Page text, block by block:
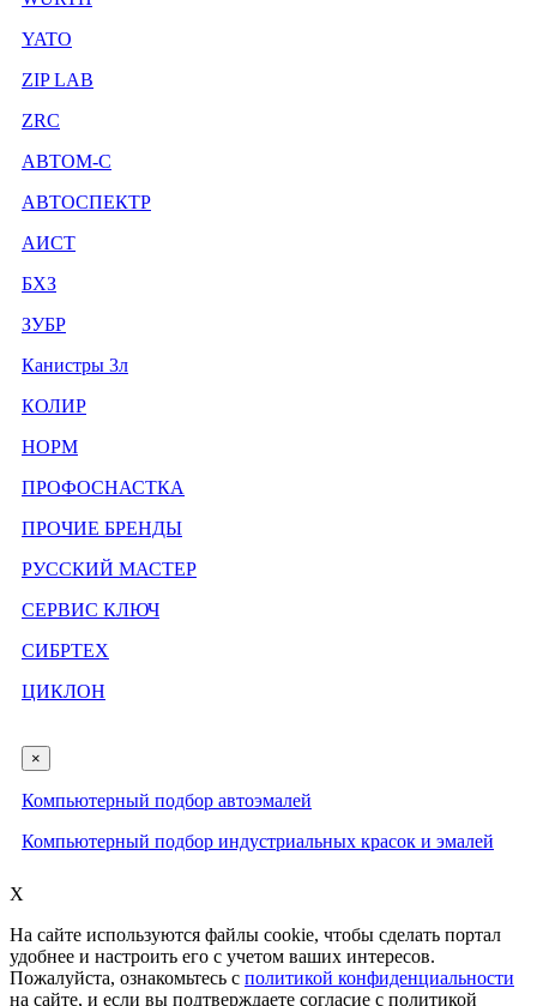
YATO
ZIP LAB
ZRC
АВТОМ-С
АВТОСПЕКТР
АИСТ
БХЗ
ЗУБР
Канистры 3л
КОЛИР
НОРМ
ПРОФОСНАСТКА
ПРОЧИЕ БРЕНДЫ
РУССКИЙ МАСТЕР
СЕРВИС КЛЮЧ
СИБРТЕХ
ЦИКЛОН
×
Компьютерный подбор автоэмалей
Компьютерный подбор индустриальных красок и эмалей
X
На сайте используются файлы cookie, чтобы сделать портал
удобнее и настроить его с учетом ваших интересов.
Пожалуйста, ознакомьтесь с политикой конфиденциальности
на сайте, и если вы подтверждаете согласие с политикой